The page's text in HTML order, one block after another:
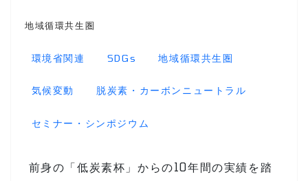
地域循環共生圏
環境省関連 SDGs 地域循環共生圏
気候変動 脱炭素・カーボンニュートラル
セミナー・シンポジウム
前身の「低炭素杯」からの10年間の実績を踏